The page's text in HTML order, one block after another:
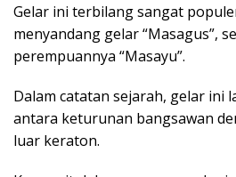
Gelar ini terbilang sangat
menyandang gelar “Masagus”,
perempuannya “Masayu”.
Dalam catatan sejarah, gelar ini
antara keturunan bangsawan
luar keraton.